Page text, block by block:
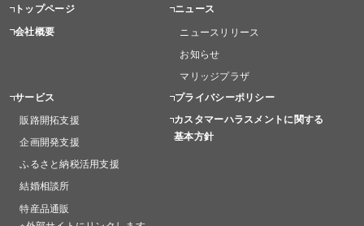
トップページ
会社概要
ニュース
ニュースリリース
お知らせ
マリッジプラザ
サービス
販路開拓支援
企画開発支援
ふるさと納税活用支援
結婚相談所
特産品通販
プライバシーポリシー
カスタマーハラスメントに関する
基本方針